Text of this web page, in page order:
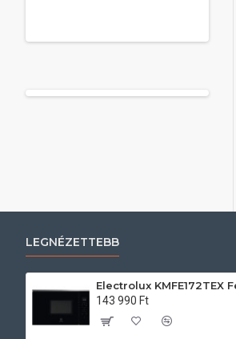
LEGNÉZETTEBB
143 990 Ft